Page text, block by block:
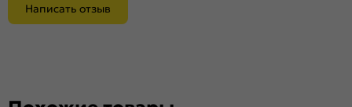
Написать отзыв